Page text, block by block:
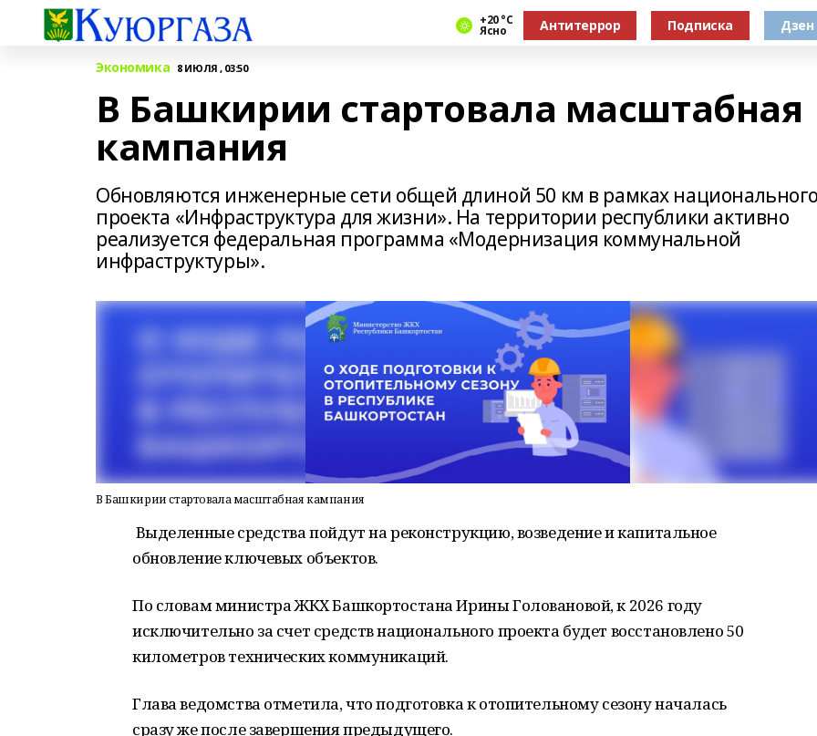
+20 °С
Ясно Антитеррор Подписка Дзен
Экономика 8 ИЮЛЯ , 03:50
В Башкирии стартовала масштабная
кампания
Обновляются инженерные сети общей длиной 50 км в рамках национального
проекта «Инфраструктура для жизни». На территории республики активно
реализуется федеральная программа «Модернизация коммунальной
инфраструктуры».
В Башкирии стартовала масштабная кампания
Выделенные средства пойдут на реконструкцию, возведение и капитальное
обновление ключевых объектов.
По словам министра ЖКХ Башкортостана Ирины Головановой, к 2026 году
исключительно за счет средств национального проекта будет восстановлено 50
километров технических коммуникаций.
Глава ведомства отметила, что подготовка к отопительному сезону началась
сразу же после завершения предыдущего.